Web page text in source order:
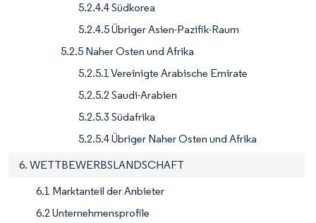
5.2.4.4 Südkorea
5.2.4.5 Übriger Asien-Pazifik-Raum
5.2.5 Naher Osten und Afrika
5.2.5.1 Vereinigte Arabische Emirate
5.2.5.2 Saudi-Arabien
5.2.5.3 Südafrika
5.2.5.4 Übriger Naher Osten und Afrika
6. WETTBEWERBSLANDSCHAFT
6.1 Marktanteil der Anbieter
6.2 Unternehmensprofile